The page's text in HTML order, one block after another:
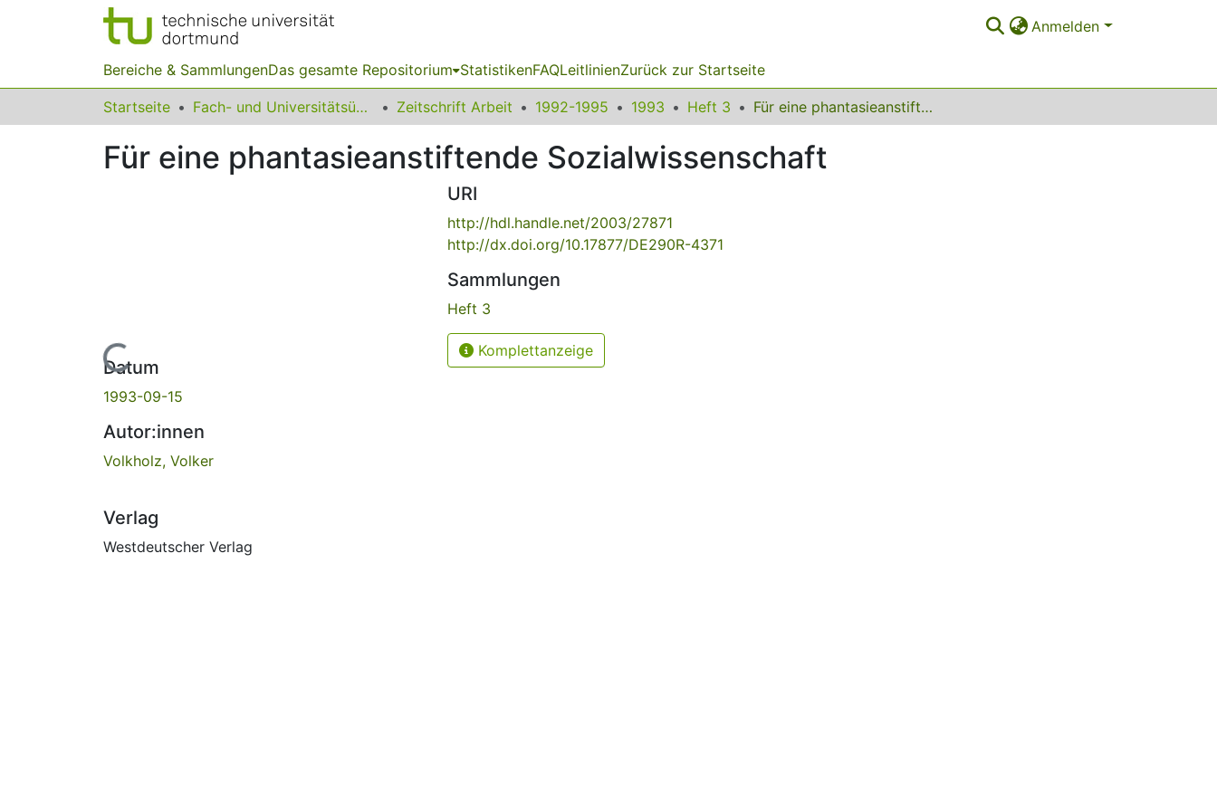
Anmelden
Bereiche & SammlungenDas gesamte Repositorium StatistikenFAQLeitlinienZurück zur Startseite
Startseite Fach- und Universitätsübergreifendes Zeitschrift Arbeit 1992-1995 1993 Heft 3 Für eine phantasieanstiftende Sozialwissenschaft
Für eine phantasieanstiftende Sozialwissenschaft
Lade...
Datum
1993-09-15
Autor:innen
Volkholz, Volker
Verlag
Westdeutscher Verlag
URI
http://hdl.handle.net/2003/27871
http://dx.doi.org/10.17877/DE290R-4371
Sammlungen
Heft 3
Komplettanzeige